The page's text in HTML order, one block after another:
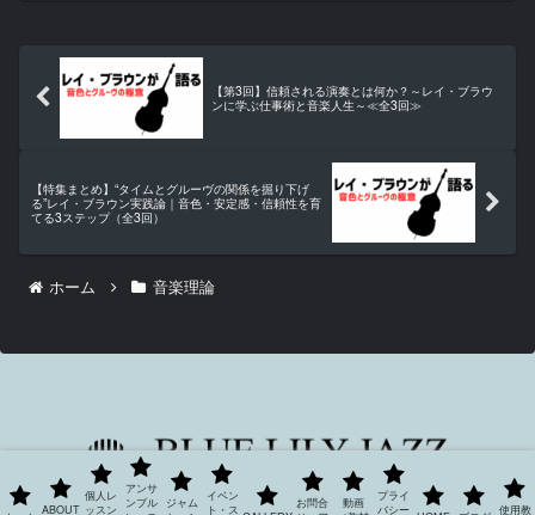
【第3回】信頼される演奏とは何か？～レイ・ブラウ
ンに学ぶ仕事術と音楽人生～≪全3回≫
【特集まとめ】“タイムとグルーヴの関係を掘り下げ
る”レイ・ブラウン実践論｜音色・安定感・信頼性を育
てる3ステップ（全3回）
ホーム 音楽理論
ABOUT
個人レ
ッスン
アンサ
ンブル
ジャム
イベン
ト・ス
お問合
動画
プライ
バシー
使用教